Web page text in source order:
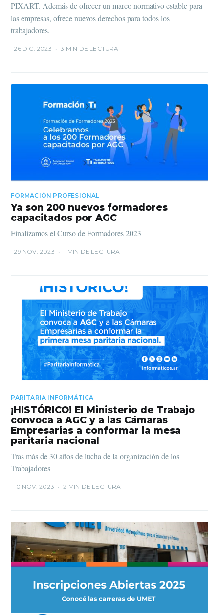
PIXART. Además de ofrecer un marco normativo estable para
las empresas, ofrece nuevos derechos para todos los
trabajadores.
26 DIC. 2023 • 3 MIN DE LECTURA
FORMACIÓN PROFESIONAL
Ya son 200 nuevos formadores
capacitados por AGC
Finalizamos el Curso de Formadores 2023
29 NOV. 2023 • 1 MIN DE LECTURA
PARITARIA INFORMÁTICA
¡HISTÓRICO! El Ministerio de Trabajo
convoca a AGC y a las Cámaras
Empresarias a conformar la mesa
paritaria nacional
Tras más de 30 años de lucha de la organización de los
Trabajadores
10 NOV. 2023 • 2 MIN DE LECTURA